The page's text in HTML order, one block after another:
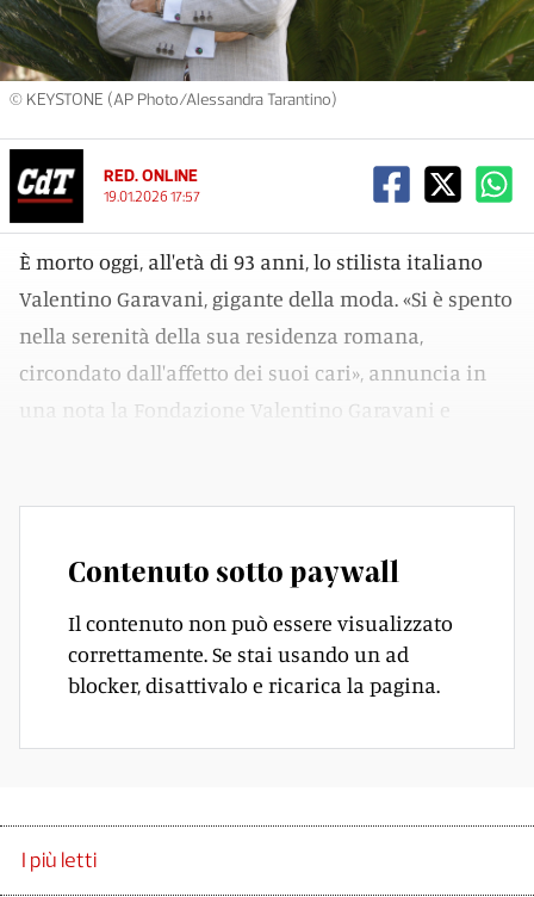
© KEYSTONE (AP Photo/Alessandra Tarantino)
RED. ONLINE
19.01.2026 17:57
È morto oggi, all'età di 93 anni, lo stilista italiano
Valentino Garavani, gigante della moda. «Si è spento
nella serenità della sua residenza romana,
circondato dall'affetto dei suoi cari», annuncia in
una nota la Fondazione Valentino Garavani e
Contenuto sotto paywall
Il contenuto non può essere visualizzato
correttamente. Se stai usando un ad
blocker, disattivalo e ricarica la pagina.
I più letti